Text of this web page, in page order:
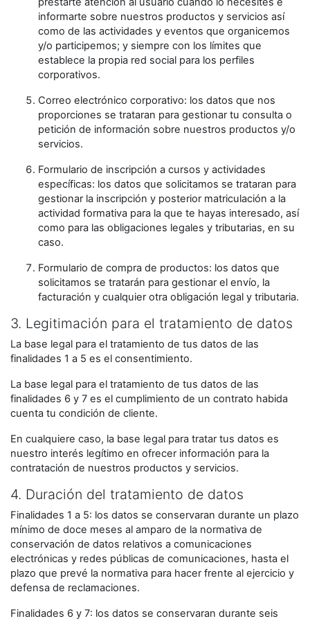
informarte sobre nuestros productos y servicios así
como de las actividades y eventos que organicemos
y/o participemos; y siempre con los límites que
establece la propia red social para los perfiles
corporativos.
Correo electrónico corporativo: los datos que nos
proporciones se trataran para gestionar tu consulta o
petición de información sobre nuestros productos y/o
servicios.
Formulario de inscripción a cursos y actividades
específicas: los datos que solicitamos se trataran para
gestionar la inscripción y posterior matriculación a la
actividad formativa para la que te hayas interesado, así
como para las obligaciones legales y tributarias, en su
caso.
Formulario de compra de productos: los datos que
solicitamos se tratarán para gestionar el envío, la
facturación y cualquier otra obligación legal y tributaria.
3. Legitimación para el tratamiento de datos
La base legal para el tratamiento de tus datos de las
finalidades 1 a 5 es el consentimiento.
La base legal para el tratamiento de tus datos de las
finalidades 6 y 7 es el cumplimiento de un contrato habida
cuenta tu condición de cliente.
En cualquiere caso, la base legal para tratar tus datos es
nuestro interés legítimo en ofrecer información para la
contratación de nuestros productos y servicios.
4. Duración del tratamiento de datos
Finalidades 1 a 5: los datos se conservaran durante un plazo
mínimo de doce meses al amparo de la normativa de
conservación de datos relativos a comunicaciones
electrónicas y redes públicas de comunicaciones, hasta el
plazo que prevé la normativa para hacer frente al ejercicio y
defensa de reclamaciones.
Finalidades 6 y 7: los datos se conservaran durante seis